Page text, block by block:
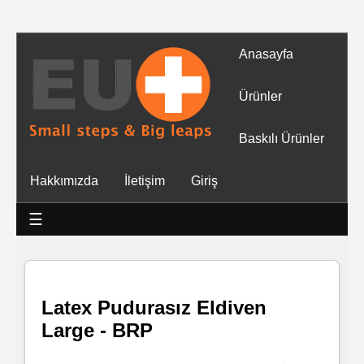
Anasayfa
Ürünler
Baskılı Ürünler
Hakkımızda İletişim Giriş
☰
Tüm
Ürünler
Mendiller
Baskılı
Islak
Rulo
Latex Pudurasız Eldiven
Large - BRP